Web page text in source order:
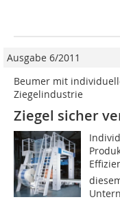
Ausgabe 6/2011
Beumer mit
Ziegelindustrie
Ziegel sicher